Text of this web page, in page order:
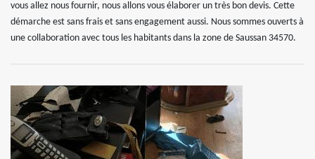
vous allez nous fournir, nous allons vous élaborer un très bon devis. Cette
démarche est sans frais et sans engagement aussi. Nous sommes ouverts à
une collaboration avec tous les habitants dans la zone de Saussan 34570.